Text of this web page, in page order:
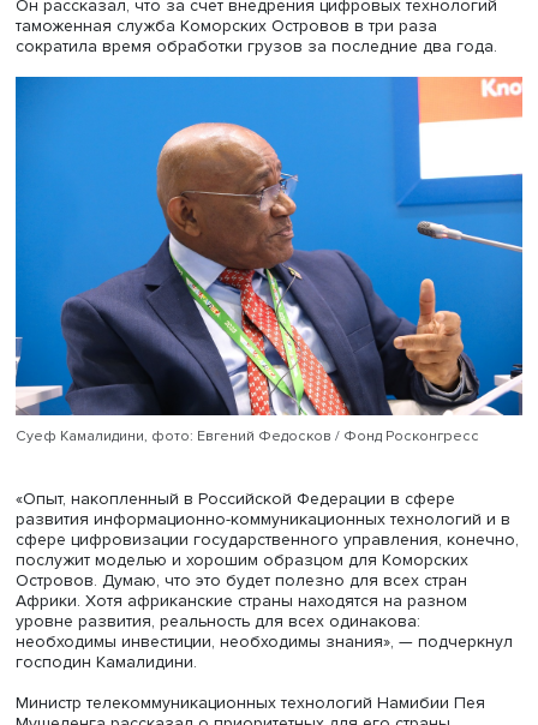
аспекты внедрения сервисов электронного
технологические решения. Особое внимание будет
темам, которые востребованы со стороны африканских
правовое регулирование, инфраструктура и
электронные сервисы для населения, формирование
цифровой городской среды.
Андрей Маслов сообщил, что организаторы программы
готовы провести образовательные мероприятия в
стране Африки для аудитории, которая соберется по
рекомендации профильного министерства или
Министр почты, телекоммуникаций и цифровой
Коморских Островов Суеф Камалидини отметил
преимущества цифровизации госуправления как для
государства, так и для граждан и зарубежных
Он рассказал, что за счет внедрения цифровых
таможенная служба Коморских Островов в три раза
сократила время обработки грузов за последние два